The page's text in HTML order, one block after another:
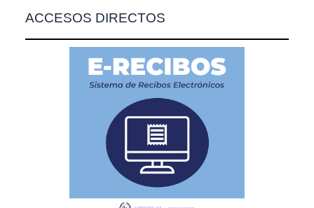
ACCESOS DIRECTOS